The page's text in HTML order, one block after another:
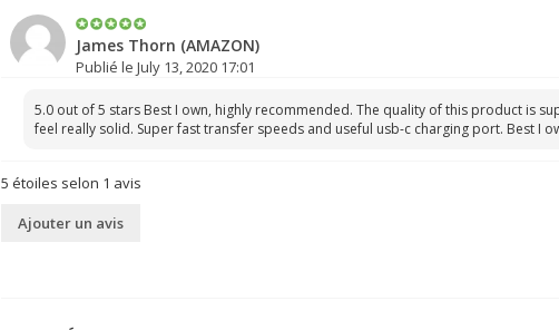
James Thorn (AMAZON)
Publié le July 13, 2020 17:01
5.0 out of 5 stars Best I own, highly recommended. The quality of this product is
feel really solid. Super fast transfer speeds and useful usb-c charging port. Best I
5 étoiles selon 1 avis
Ajouter un avis